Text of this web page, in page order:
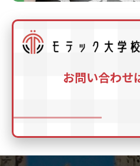
お問い合わせ